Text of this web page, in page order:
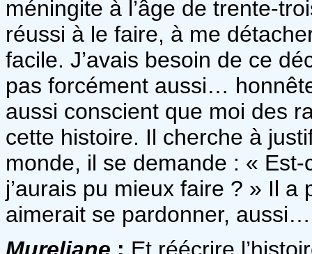
méningite à l’âge de trente-
réussi à le faire, à me
facile. J’avais besoin de ce
pas forcément aussi…
aussi conscient que moi des
cette histoire. Il cherche à
monde, il se demande : «
j’aurais pu mieux faire ? » Il
aimerait se pardonner, aussi…